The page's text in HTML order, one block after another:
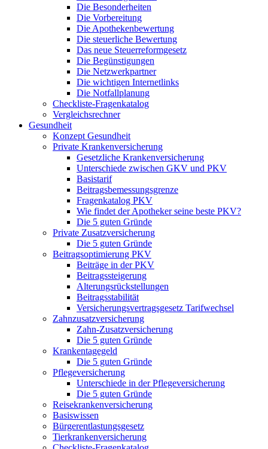
Die Besonderheiten
Die Vorbereitung
Die Apothekenbewertung
Die steuerliche Bewertung
Das neue Steuerreformgesetz
Die Begünstigungen
Die Netzwerkpartner
Die wichtigen Internetlinks
Die Notfallplanung
Checkliste-Fragenkatalog
Vergleichsrechner
Gesundheit
Konzept Gesundheit
Private Krankenversicherung
Gesetzliche Krankenversicherung
Unterschiede zwischen GKV und PKV
Basistarif
Beitragsbemessungsgrenze
Fragenkatalog PKV
Wie findet der Apotheker seine beste PKV?
Die 5 guten Gründe
Private Zusatzversicherung
Die 5 guten Gründe
Beitragsoptimierung PKV
Beiträge in der PKV
Beitragssteigerung
Alterungsrückstellungen
Beitragsstabilität
Versicherungsvertragsgesetz Tarifwechsel
Zahnzusatzversicherung
Zahn-Zusatzversicherung
Die 5 guten Gründe
Krankentagegeld
Die 5 guten Gründe
Pflegeversicherung
Unterschiede in der Pflegeversicherung
Die 5 guten Gründe
Reisekrankenversicherung
Basiswissen
Bürgerentlastungsgesetz
Tierkrankenversicherung